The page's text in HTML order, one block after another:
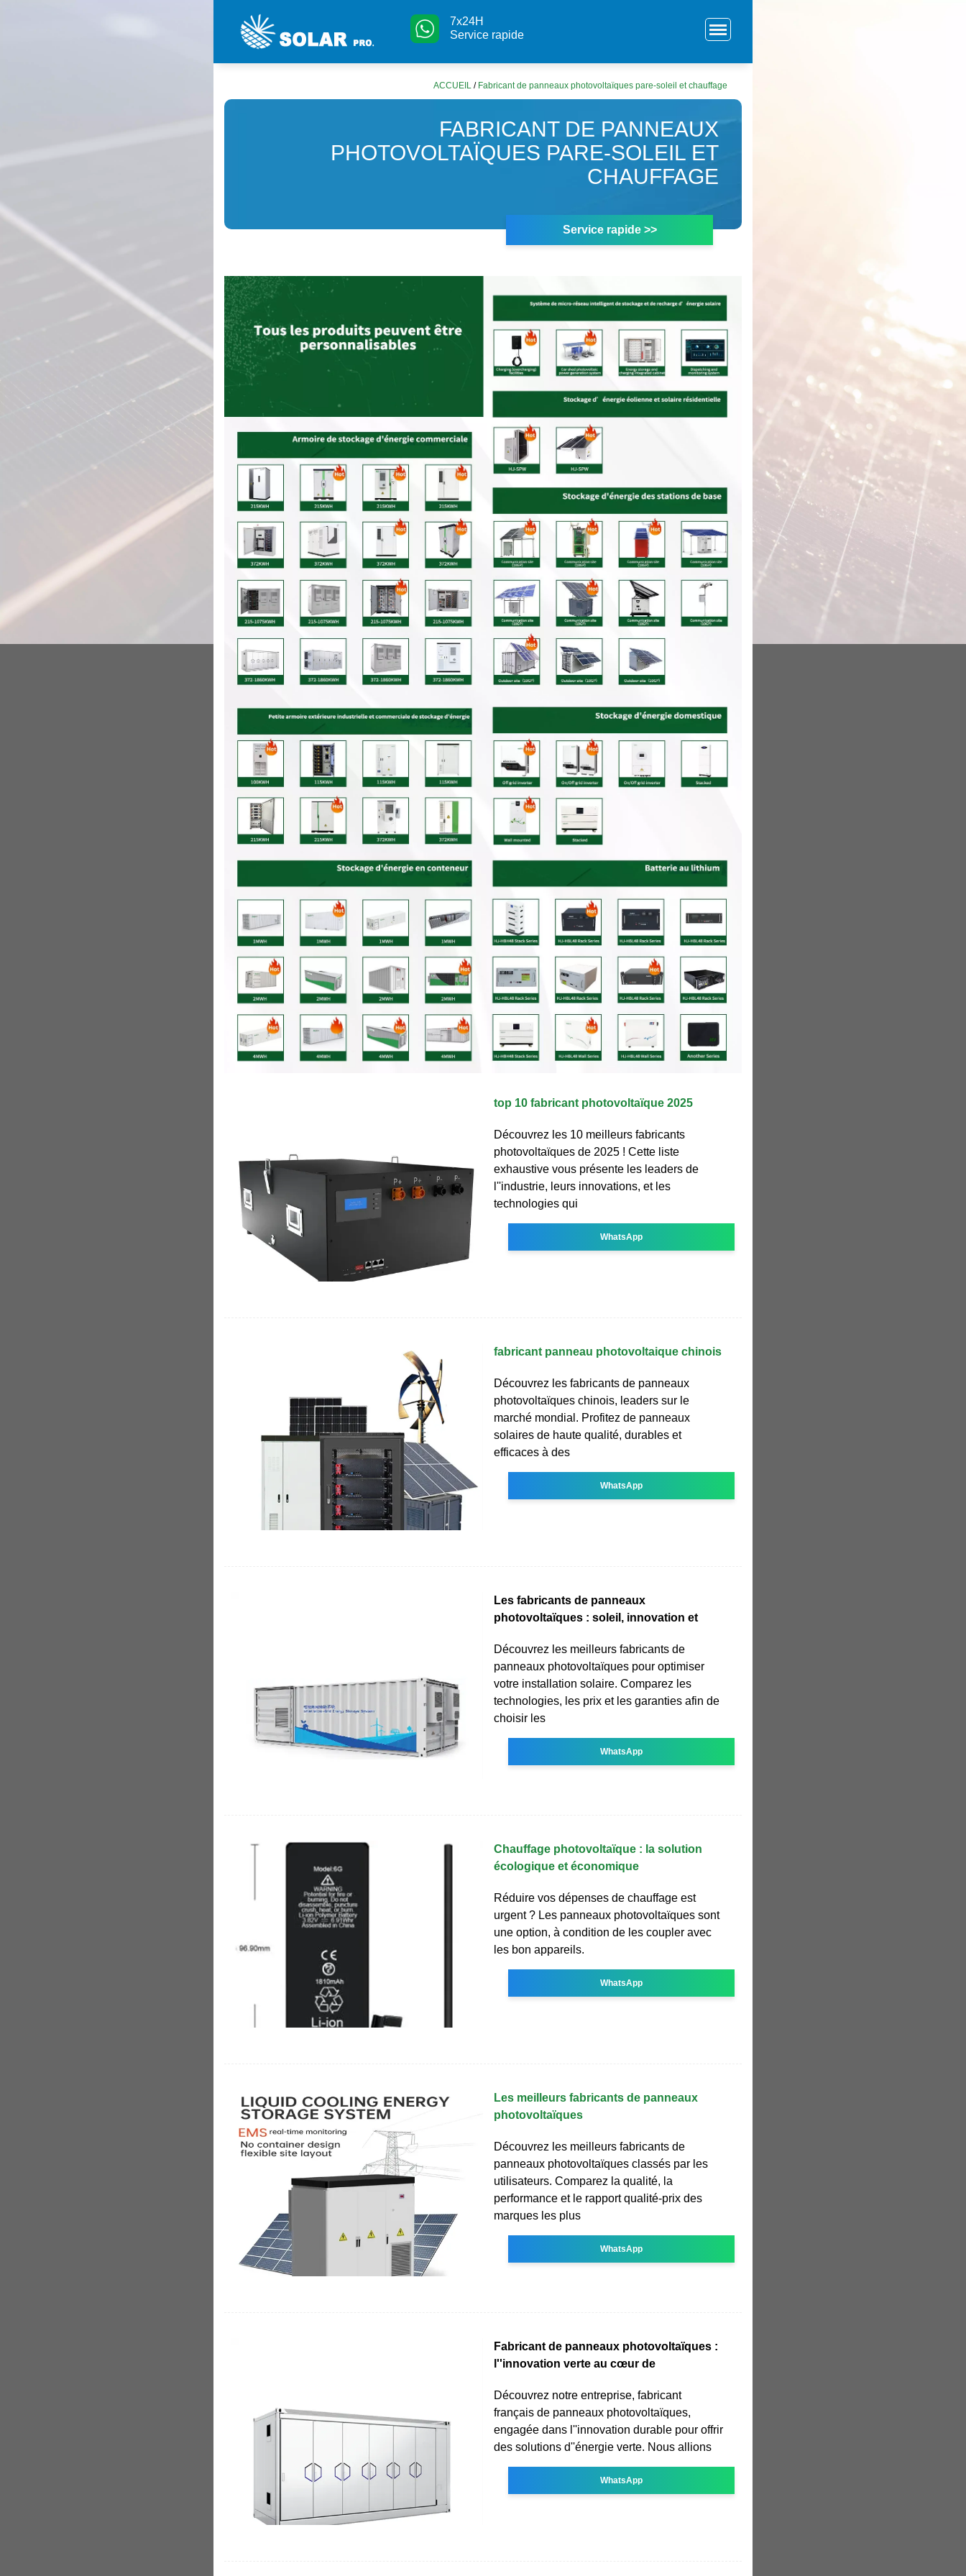
7x24H
Service rapide
ACCUEIL / Fabricant de panneaux photovoltaïques pare-soleil et chauffage
FABRICANT DE PANNEAUX
PHOTOVOLTAÏQUES PARE-SOLEIL ET
CHAUFFAGE
Service rapide >>
top 10 fabricant photovoltaïque 2025
Découvrez les 10 meilleurs fabricants
photovoltaïques de 2025 ! Cette liste
exhaustive vous présente les leaders de
l''industrie, leurs innovations, et les
technologies qui
WhatsApp
fabricant panneau photovoltaique chinois
Découvrez les fabricants de panneaux
photovoltaïques chinois, leaders sur le
marché mondial. Profitez de panneaux
solaires de haute qualité, durables et
efficaces à des
WhatsApp
Les fabricants de panneaux
photovoltaïques : soleil, innovation et
Découvrez les meilleurs fabricants de
panneaux photovoltaïques pour optimiser
votre installation solaire. Comparez les
technologies, les prix et les garanties afin de
choisir les
WhatsApp
Chauffage photovoltaïque : la solution
écologique et économique
Réduire vos dépenses de chauffage est
urgent ? Les panneaux photovoltaïques sont
une option, à condition de les coupler avec
les bon appareils.
WhatsApp
Les meilleurs fabricants de panneaux
photovoltaïques
Découvrez les meilleurs fabricants de
panneaux photovoltaïques classés par les
utilisateurs. Comparez la qualité, la
performance et le rapport qualité-prix des
marques les plus
WhatsApp
Fabricant de panneaux photovoltaïques :
l''innovation verte au cœur de
Découvrez notre entreprise, fabricant
français de panneaux photovoltaïques,
engagée dans l''innovation durable pour offrir
des solutions d''énergie verte. Nous allions
WhatsApp